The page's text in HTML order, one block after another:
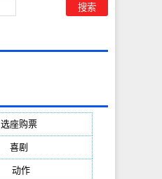
选座购票(5388)
喜剧
动作